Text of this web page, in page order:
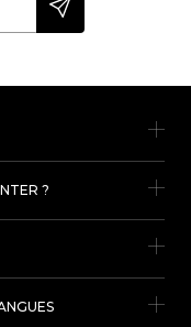
?